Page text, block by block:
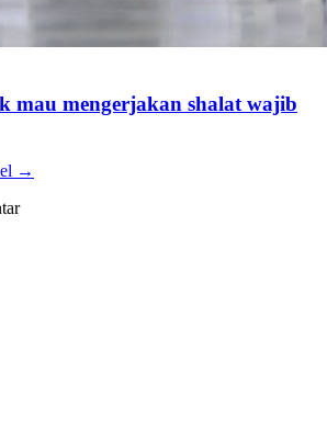
mau mengerjakan shalat wajib
→